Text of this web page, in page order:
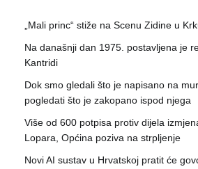
„Mali princ“ stiže na Scenu Zidine u
Na današnji dan 1975. postavljena je
Kantridi
Dok smo gledali što je napisano na
pogledati što je zakopano ispod njega
Više od 600 potpisa protiv dijela
Lopara, Općina poziva na strpljenje
Novi AI sustav u Hrvatskoj pratit će